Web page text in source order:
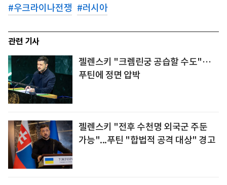
#우크라이나전쟁 #러시아
관련 기사
젤렌스키 "크렘린궁 공습할 수도"…
푸틴에 정면 압박
젤렌스키 "전후 수천명 외국군 주둔
가능"...푸틴 "합법적 공격 대상" 경고